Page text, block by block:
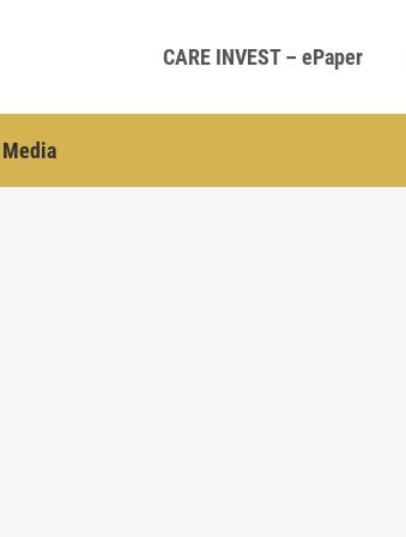
CARE INVEST – ePaper
Media